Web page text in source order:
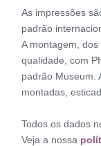
As impressões
padrão
A montagem,
qualidade, com
padrão Museum.
montadas,
Todos os dados
Veja a nossa